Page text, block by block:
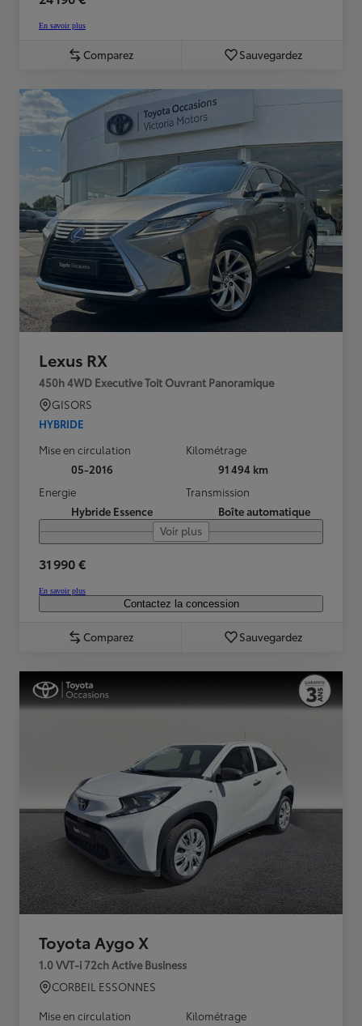
En savoir plus
Comparez Sauvegardez
Lexus RX
450h 4WD Executive Toit Ouvrant Panoramique
GISORS
HYBRIDE
Mise en circulation
05-2016
Kilométrage
91 494 km
Energie
Hybride Essence
Transmission
Boîte automatique
Voir plus
31 990 €
En savoir plus
Contactez la concession
Comparez Sauvegardez
Toyota Aygo X
1.0 VVT-i 72ch Active Business
CORBEIL ESSONNES
Mise en circulation
Kilométrage